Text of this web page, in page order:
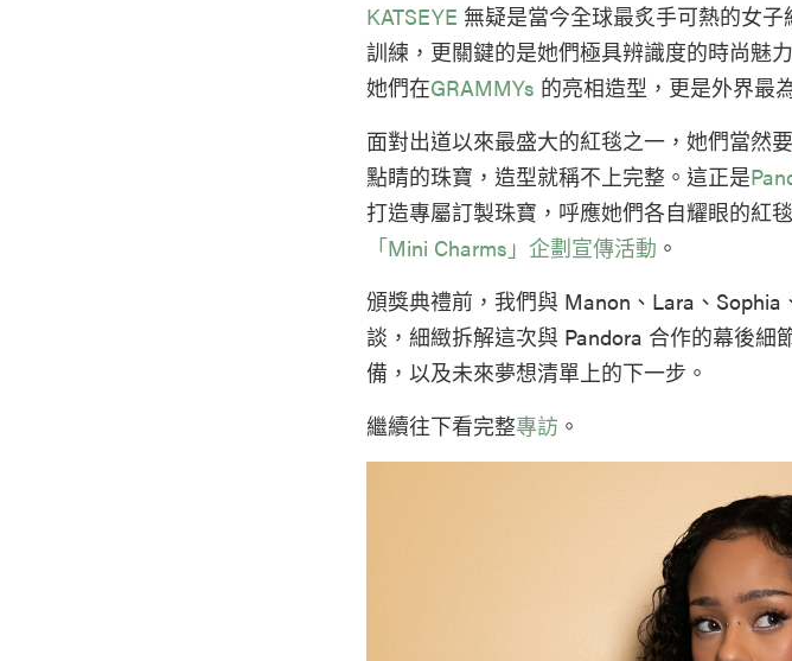
KATSEYE 無疑是當今全球最炙手可熱的女
訓練，更關鍵的是她們極具辨識度的時尚魅
她們在GRAMMYs 的亮相造型，更是外界最
面對出道以來最盛大的紅毯之一，她們當然
點睛的珠寶，造型就稱不上完整。這正是
打造專屬訂製珠寶，呼應她們各自耀眼的紅
「Mini Charms」企劃宣傳活動 。
頒獎典禮前，我們與 Manon、Lara、Sophia
談，細緻拆解這次與 Pandora 合作的幕後細
備，以及未來夢想清單上的下一步。
繼續往下看完整專訪 。